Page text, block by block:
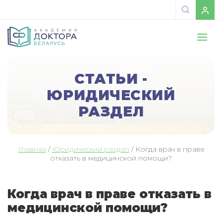
СТАТЬИ -
ЮРИДИЧЕСКИЙ
РАЗДЕЛ
Главная / Юридический раздел / Когда врач в праве
отказать в медицинской помощи?
Когда врач в праве отказать в
медицинской помощи?